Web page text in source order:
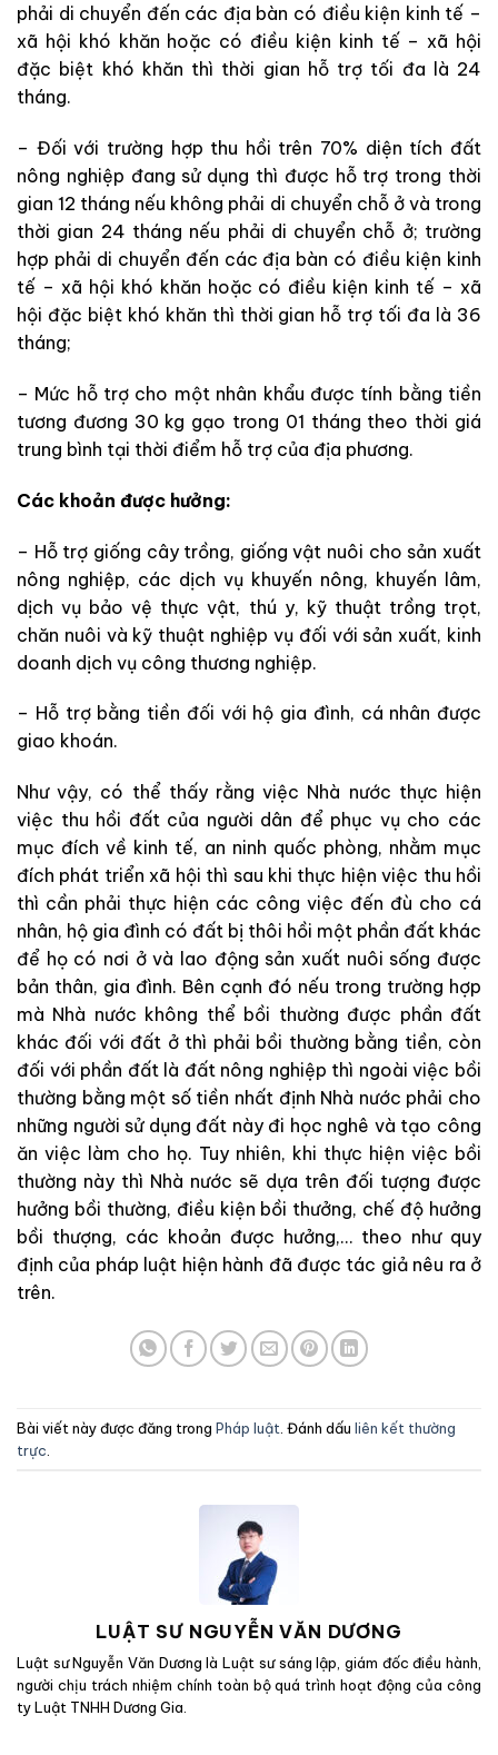
phải di chuyển đến các địa bàn có điều kiện kinh tế –
xã hội khó khăn hoặc có điều kiện kinh tế – xã hội
đặc biệt khó khăn thì thời gian hỗ trợ tối đa là 24
tháng.
– Đối với trường hợp thu hồi trên 70% diện tích đất
nông nghiệp đang sử dụng thì được hỗ trợ trong thời
gian 12 tháng nếu không phải di chuyển chỗ ở và trong
thời gian 24 tháng nếu phải di chuyển chỗ ở; trường
hợp phải di chuyển đến các địa bàn có điều kiện kinh
tế – xã hội khó khăn hoặc có điều kiện kinh tế – xã
hội đặc biệt khó khăn thì thời gian hỗ trợ tối đa là 36
tháng;
– Mức hỗ trợ cho một nhân khẩu được tính bằng tiền
tương đương 30 kg gạo trong 01 tháng theo thời giá
trung bình tại thời điểm hỗ trợ của địa phương.
Các khoản được hưởng:
– Hỗ trợ giống cây trồng, giống vật nuôi cho sản xuất
nông nghiệp, các dịch vụ khuyến nông, khuyến lâm,
dịch vụ bảo vệ thực vật, thú y, kỹ thuật trồng trọt,
chăn nuôi và kỹ thuật nghiệp vụ đối với sản xuất, kinh
doanh dịch vụ công thương nghiệp.
– Hỗ trợ bằng tiền đối với hộ gia đình, cá nhân được
giao khoán.
Như vậy, có thể thấy rằng việc Nhà nước thực hiện
việc thu hồi đất của người dân để phục vụ cho các
mục đích về kinh tế, an ninh quốc phòng, nhằm mục
đích phát triển xã hội thì sau khi thực hiện việc thu hồi
thì cần phải thực hiện các công việc đến đù cho cá
nhân, hộ gia đình có đất bị thôi hồi một phần đất khác
để họ có nơi ở và lao động sản xuất nuôi sống được
bản thân, gia đình. Bên cạnh đó nếu trong trường hợp
mà Nhà nước không thể bồi thường được phần đất
khác đối với đất ở thì phải bồi thường bằng tiền, còn
đối với phần đất là đất nông nghiệp thì ngoài việc bồi
thường bằng một số tiền nhất định Nhà nước phải cho
những người sử dụng đất này đi học nghê và tạo công
ăn việc làm cho họ. Tuy nhiên, khi thực hiện việc bồi
thường này thì Nhà nước sẽ dựa trên đối tượng được
hưởng bồi thường, điều kiện bồi thưởng, chế độ hưởng
bồi thượng, các khoản được hưởng,… theo như quy
định của pháp luật hiện hành đã được tác giả nêu ra ở
trên.
Bài viết này được đăng trong Pháp luật . Đánh dấu liên kết thường
trực
LUẬT SƯ NGUYỄN VĂN DƯƠNG
Luật sư Nguyễn Văn Dương là Luật sư sáng lập, giám đốc điều hành,
người chịu trách nhiệm chính toàn bộ quá trình hoạt động của công
ty Luật TNHH Dương Gia.